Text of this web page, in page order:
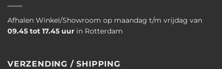
Afhalen Winkel/Showroom op maandag t/m vrijdag van
09.45 tot 17.45 uur in Rotterdam
VERZENDING / SHIPPING